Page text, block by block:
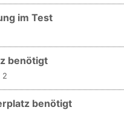
im Test
benötigt
2
benötigt